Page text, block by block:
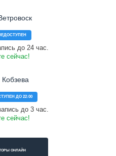
до 24 час.
сейчас!
ДО 22:00
до 3 час.
сейчас!
ОНЛАЙН